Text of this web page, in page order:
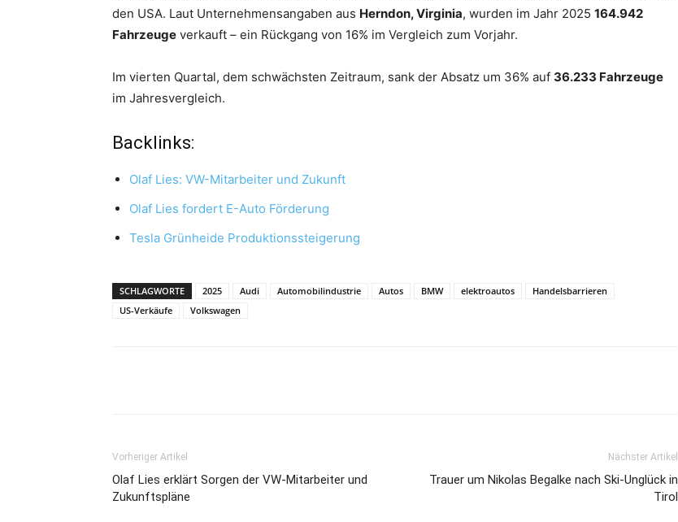
den USA. Laut Unternehmensangaben aus Herndon, Virginia, wurden im Jahr 2025 164.942
Fahrzeuge verkauft – ein Rückgang von 16% im Vergleich zum Vorjahr.
Im vierten Quartal, dem schwächsten Zeitraum, sank der Absatz um 36% auf 36.233 Fahrzeuge
im Jahresvergleich.
Backlinks:
Olaf Lies: VW-Mitarbeiter und Zukunft
Olaf Lies fordert E-Auto Förderung
Tesla Grünheide Produktionssteigerung
SCHLAGWORTE 2025 Audi Automobilindustrie Autos BMW elektroautos
Handelsbarrieren
US-Verkäufe
Volkswagen
Vorheriger Artikel
Olaf Lies erklärt Sorgen der VW-Mitarbeiter und
Zukunftspläne
Nächster Artikel
Trauer um Nikolas Begalke nach Ski-Unglück in
Tirol